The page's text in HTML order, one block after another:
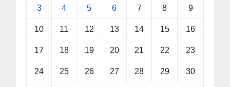
3 4 5 6 7 8 9
10 11 12 13 14 15 16
17 18 19 20 21 22 23
24 25 26 27 28 29 30